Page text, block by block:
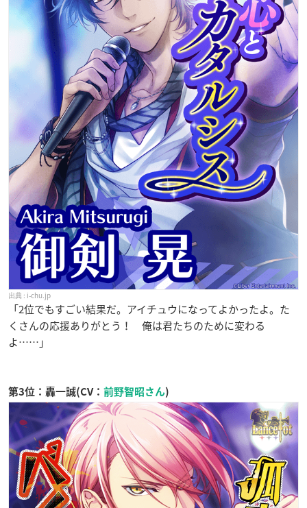
i-chu.jp
「2位でもすごい結果だ。アイチュウになってよかったよ。た
くさんの応援ありがとう！ 俺は君たちのために変わる
よ……」
第3位：轟一誠(CV： 前野智昭さん)